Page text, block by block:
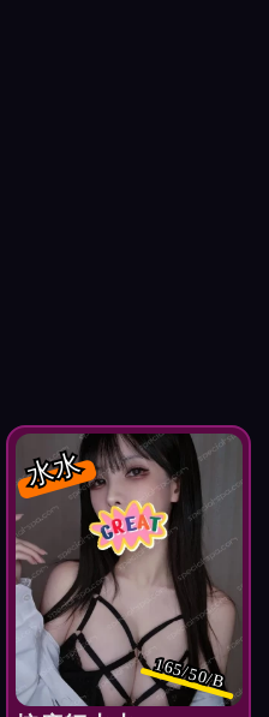
水水
165/50/B